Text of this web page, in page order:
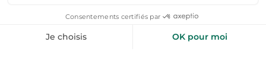
automnales, dégustation des produits du terroir
châteaux et musées.